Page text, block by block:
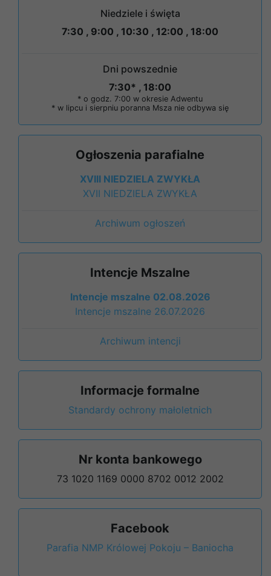
Niedziele i święta
7:30 , 9:00 , 10:30 , 12:00 , 18:00
Dni powszednie
7:30* , 18:00
* o godz. 7:00 w okresie Adwentu
* w lipcu i sierpniu poranna Msza nie odbywa się
Ogłoszenia parafialne
XVIII NIEDZIELA ZWYKŁA
XVII NIEDZIELA ZWYKŁA
Archiwum ogłoszeń
Intencje Mszalne
Intencje mszalne 02.08.2026
Intencje mszalne 26.07.2026
Archiwum intencji
Informacje formalne
Standardy ochrony małoletnich
Nr konta bankowego
73 1020 1169 0000 8702 0012 2002
Facebook
Parafia NMP Królowej Pokoju – Baniocha